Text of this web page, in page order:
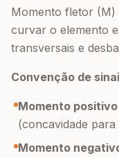
Momento fletor (M)
curvar o elemento
transversais e
Convenção de
Momento positivo
(concavidade
Momento